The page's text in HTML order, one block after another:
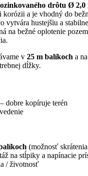
drôtu Ø 2,0
korózii a je vhodný do
vytvára hustejšiu a
na bežné oplotenie
v 25 m balíkoch a
dĺžky.
dobre kopíruje terén
(možnosť
na stĺpiky a napínacie
/ životnosť